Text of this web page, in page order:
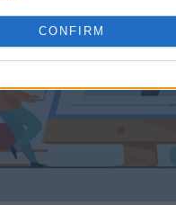
CONFIRM